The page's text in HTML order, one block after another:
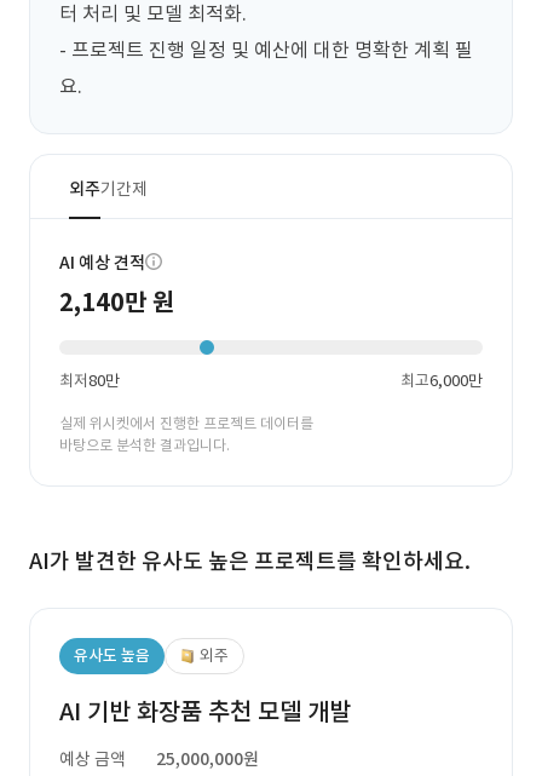
터 처리 및 모델 최적화.
- 프로젝트 진행 일정 및 예산에 대한 명확한 계획 필
요.
외주기간제
AI 예상 견적
2,140만 원
최저80만 최고6,000만
실제 위시켓에서 진행한 프로젝트 데이터를
바탕으로 분석한 결과입니다.
AI가 발견한 유사도 높은 프로젝트를 확인하세요.
유사도 높음 외주
AI 기반 화장품 추천 모델 개발
예상 금액
25,000,000원